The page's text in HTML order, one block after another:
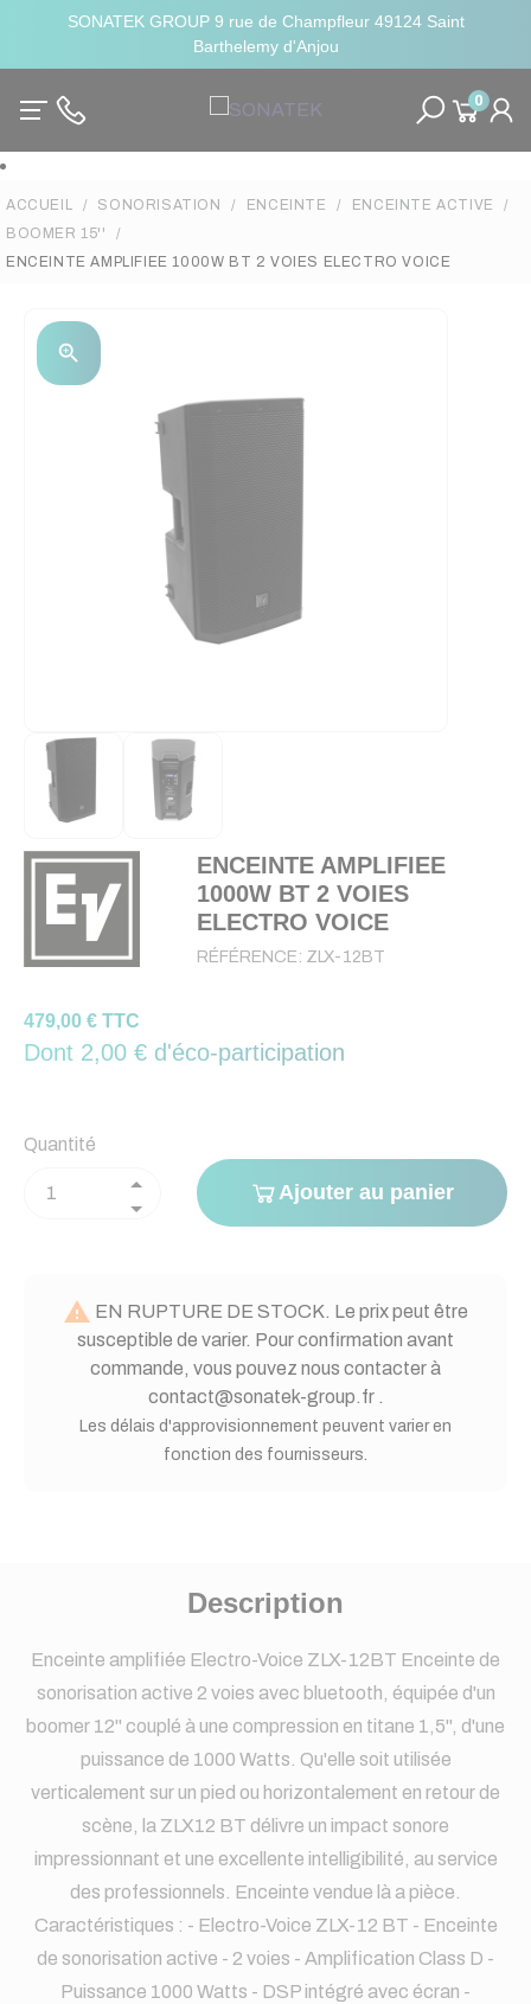
SONATEK GROUP 9 rue de Champfleur 49124 Saint
Barthelemy d'Anjou
0
ACCUEIL SONORISATION ENCEINTE
ENCEINTE ACTIVE
BOOMER 15''
ENCEINTE AMPLIFIEE 1000W BT 2 VOIES ELECTRO VOICE
zoom_in
ENCEINTE AMPLIFIEE
1000W BT 2 VOIES
ELECTRO VOICE
RÉFÉRENCE: ZLX-12BT
479,00 € TTC
Dont 2,00 € d'éco-participation
Quantité
Ajouter au panier
 EN RUPTURE DE STOCK. Le prix peut être
susceptible de varier. Pour confirmation avant
commande, vous pouvez nous contacter à
contact@sonatek-group.fr .
Les délais d'approvisionnement peuvent varier en
fonction des fournisseurs.
Description
Enceinte amplifiée Electro-Voice ZLX-12BT Enceinte de
sonorisation active 2 voies avec bluetooth, équipée d'un
boomer 12" couplé à une compression en titane 1,5", d'une
puissance de 1000 Watts. Qu'elle soit utilisée
verticalement sur un pied ou horizontalement en retour de
scène, la ZLX12 BT délivre un impact sonore
impressionnant et une excellente intelligibilité, au service
des professionnels. Enceinte vendue là a pièce.
Caractéristiques : - Electro-Voice ZLX-12 BT - Enceinte
de sonorisation active - 2 voies - Amplification Class D -
Puissance 1000 Watts - DSP intégré avec écran -